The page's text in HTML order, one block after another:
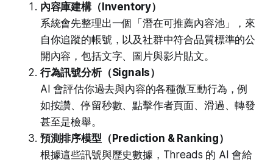
內容庫建構（Inventory）
系統會先整理出一個「潛在可推薦內容池」，來
自你追蹤的帳號，以及社群中符合品質標準的公
開內容，包括文字、圖片與影片貼文。
行為訊號分析（Signals）
AI 會評估你過去與內容的各種微互動行為，例
如按讚、停留秒數、點擊作者頁面、滑過、轉發
甚至是檢舉。
預測排序模型（Prediction & Ranking）
根據這些訊號與歷史數據，Threads 的 AI 會給